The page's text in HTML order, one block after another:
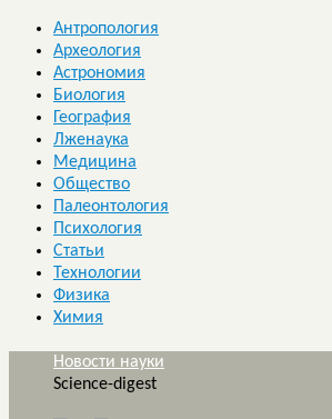
Антропология
Археология
Астрономия
Биология
География
Лженаука
Медицина
Общество
Палеонтология
Психология
Статьи
Технологии
Физика
Химия
Новости науки
Science-digest